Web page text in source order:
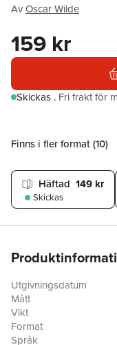
AvOscar Wilde
159 kr
Skickas . Fri frakt för
Finns i fler format (10)
Häftad 149 kr
Skickas
Utgivningsdatum
Mått
Vikt
Format
Språk